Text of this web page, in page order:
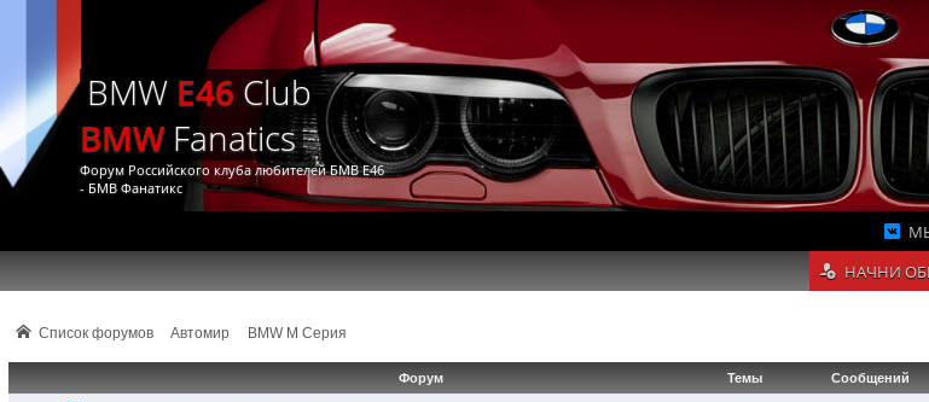
BMW E46 Club
BMWFanatics
Форум Российского клуба любителей БМВ Е46
- БМВ Фанатикс
НАЧНИ
Список форумов Автомир BMW M Серия
Форум Темы Сообщений